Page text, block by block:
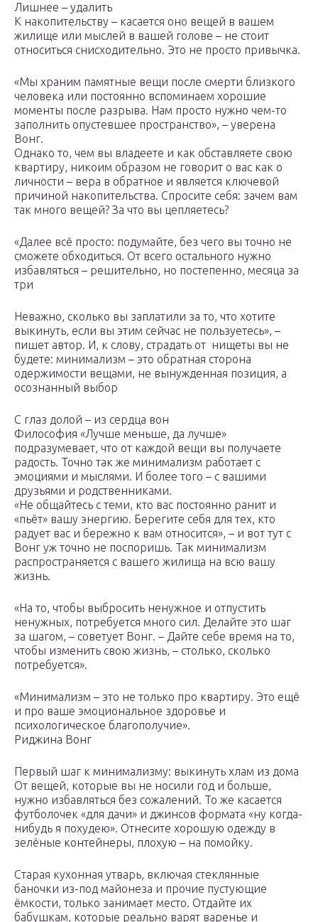
Лишнее – удалить
К накопительству – касается оно вещей в вашем
жилище или мыслей в вашей голове – не стоит
относиться снисходительно. Это не просто привычка.
«Мы храним памятные вещи после смерти близкого
человека или постоянно вспоминаем хорошие
моменты после разрыва. Нам просто нужно чем-то
заполнить опустевшее пространство», – уверена
Вонг.
Однако то, чем вы владеете и как обставляете свою
квартиру, никоим образом не говорит о вас как о
личности – вера в обратное и является ключевой
причиной накопительства. Спросите себя: зачем вам
так много вещей? За что вы цепляетесь?
«Далее всё просто: подумайте, без чего вы точно не
сможете обходиться. От всего остального нужно
избавляться – решительно, но постепенно, месяца за
три
Неважно, сколько вы заплатили за то, что хотите
выкинуть, если вы этим сейчас не пользуетесь», –
пишет автор. И, к слову, страдать от нищеты вы не
будете: минимализм – это обратная сторона
одержимости вещами, не вынужденная позиция, а
осознанный выбор
С глаз долой – из сердца вон
Философия «Лучше меньше, да лучше»
подразумевает, что от каждой вещи вы получаете
радость. Точно так же минимализм работает с
эмоциями и мыслями. И более того – с вашими
друзьями и родственниками.
«Не общайтесь с теми, кто вас постоянно ранит и
«пьёт» вашу энергию. Берегите себя для тех, кто
радует вас и бережно к вам относится», – и вот тут с
Вонг уж точно не поспоришь. Так минимализм
распространяется с вашего жилища на всю вашу
жизнь.
«На то, чтобы выбросить ненужное и отпустить
ненужных, потребуется много сил. Делайте это шаг
за шагом, – советует Вонг. – Дайте себе время на то,
чтобы изменить свою жизнь, – столько, сколько
потребуется».
«Минимализм – это не только про квартиру. Это ещё
и про ваше эмоциональное здоровье и
психологическое благополучие».
Риджина Вонг
Первый шаг к минимализму: выкинуть хлам из дома
От вещей, которые вы не носили год и больше,
нужно избавляться без сожалений. То же касается
футболочек «для дачи» и джинсов формата «ну когда-
нибудь я похудею». Отнесите хорошую одежду в
зелёные контейнеры, плохую – на помойку.
Старая кухонная утварь, включая стеклянные
баночки из-под майонеза и прочие пустующие
ёмкости, только занимает место. Отдайте их
бабушкам, которые реально варят варенье и